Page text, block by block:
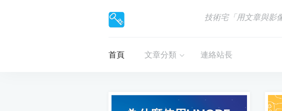
技術宅「用文章與影
首頁 文章分類 連絡站長